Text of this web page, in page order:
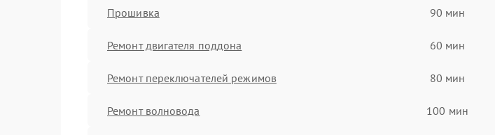
Прошивка 90 мин
Ремонт двигателя поддона 60 мин
Ремонт переключателей режимов 80 мин
Ремонт волновода 100 мин